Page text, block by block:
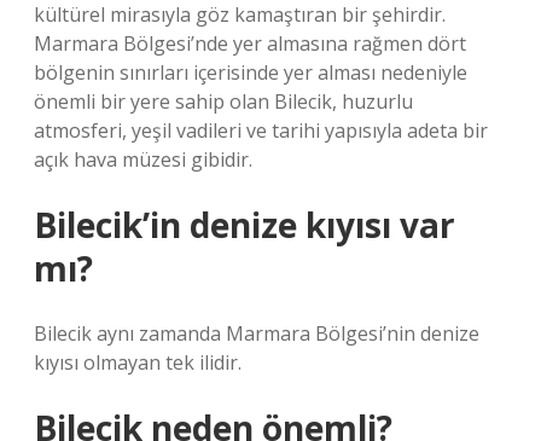
kültürel mirasıyla göz kamaştıran bir şehirdir.
Marmara Bölgesi’nde yer almasına rağmen dört
bölgenin sınırları içerisinde yer alması nedeniyle
önemli bir yere sahip olan Bilecik, huzurlu
atmosferi, yeşil vadileri ve tarihi yapısıyla adeta bir
açık hava müzesi gibidir.
Bilecik’in denize kıyısı var
mı?
Bilecik aynı zamanda Marmara Bölgesi’nin denize
kıyısı olmayan tek ilidir.
Bilecik neden önemli?